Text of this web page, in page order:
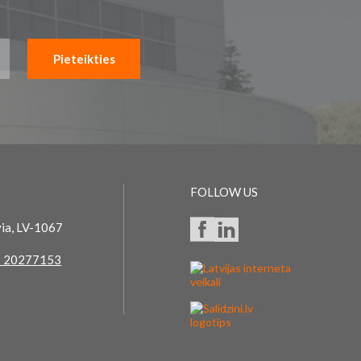
Pieteikties
LV-1067
FOLLOW US